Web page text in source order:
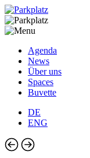
Agenda
News
Über uns
Spaces
Buvette
DE
ENG